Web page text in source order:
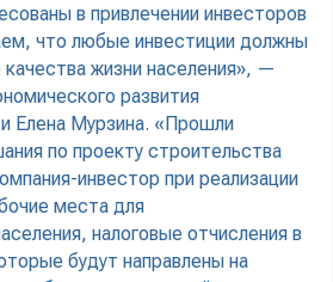
в привлечении инвесторов
что любые инвестиции должны
жизни населения», —
развития
Елена Мурзина. «Прошли
по проекту строительства
инвестор при реализации
места для
налоговые отчисления в
будут направлены на